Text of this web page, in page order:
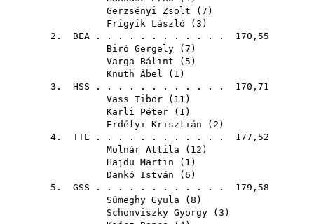
Gerzsényi Zsolt ( 7 )
Frigyik László ( 3 )
2. BEA . . . . . . . . . . . . 170,55
Biró Gergely ( 7 )
Varga Bálint ( 5 )
Knuth Ábel ( 1 )
3. HSS . . . . . . . . . . . . 170,71
Vass Tibor ( 11 )
Karli Péter ( 1 )
Erdélyi Krisztián ( 2 )
4. TTE . . . . . . . . . . . . 177,52
Molnár Attila ( 12 )
Hajdu Martin ( 1 )
Dankó István ( 6 )
5. GSS . . . . . . . . . . . . 179,58
Sümeghy Gyula ( 8 )
Schönviszky György ( 3 )